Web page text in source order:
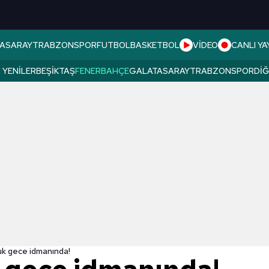
TRABZONSPORFUTBOLBASKETBOL VİDEO CANLI
YENILERBEŞIKTAŞFENERBAHÇEGALATASARAYTRABZONSPOR
gece idmanında!